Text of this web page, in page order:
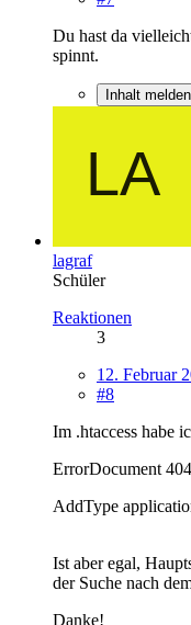
Du hast da
spinnt.
Inhalt melden
lagraf
Schüler
Reaktionen
3
12. Februar
#8
Im .htaccess habe
ErrorDocument
AddType
Ist aber egal,
der Suche nach
Danke!